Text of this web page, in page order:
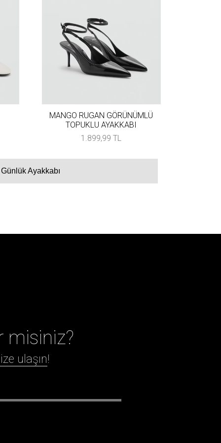
MANGO RUGAN GÖRÜNÜMLÜ
TOPUKLU AYAKKABI
1.899,99 TL
Günlük Ayakkabı
misiniz?
ulaşın!